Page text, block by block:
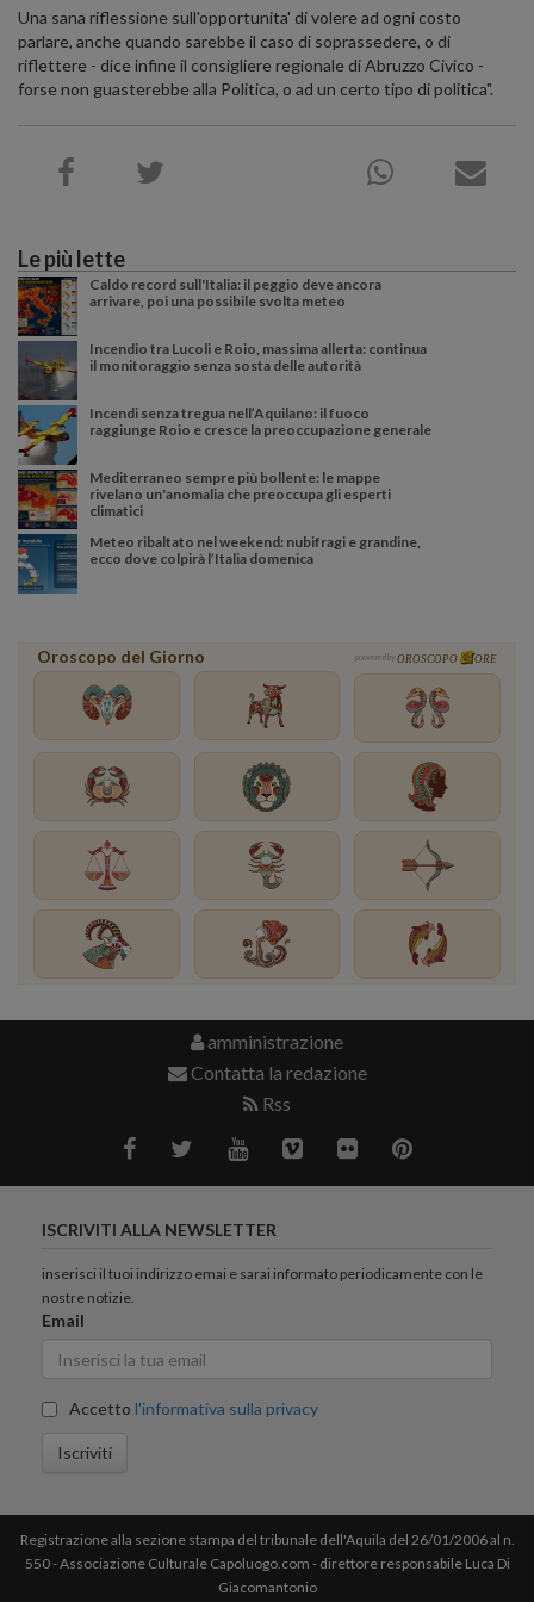
Una sana riflessione sull'opportunita' di volere ad ogni costo
parlare, anche quando sarebbe il caso di soprassedere, o di
riflettere - dice infine il consigliere regionale di Abruzzo Civico -
forse non guasterebbe alla Politica, o ad un certo tipo di politica".
Le più lette
Caldo record sull'Italia: il peggio deve ancora
arrivare, poi una possibile svolta meteo
Incendio tra Lucoli e Roio, massima allerta: continua
il monitoraggio senza sosta delle autorità
Incendi senza tregua nell’Aquilano: il fuoco
raggiunge Roio e cresce la preoccupazione generale
Mediterraneo sempre più bollente: le mappe
rivelano un'anomalia che preoccupa gli esperti
climatici
Meteo ribaltato nel weekend: nubifragi e grandine,
ecco dove colpirà l’Italia domenica
Oroscopo del Giorno powered by OROSCOPO ORE
amministrazione
Contatta la redazione
Rss
ISCRIVITI ALLA NEWSLETTER
inserisci il tuoi indirizzo emai e sarai informato periodicamente con le
nostre notizie.
Email
Accetto l'informativa sulla privacy
Iscriviti
Registrazione alla sezione stampa del tribunale dell'Aquila del 26/01/2006 al n.
550 - Associazione Culturale Capoluogo.com - direttore responsabile Luca Di
Giacomantonio